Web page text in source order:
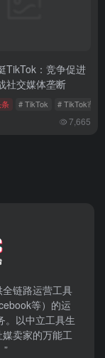
TikTok：竞争促进
社交媒体垄断
# TikTok # TikTok市场
7,665
链路运营工具
等）​的运
。以中立工具生
卖家的万能工